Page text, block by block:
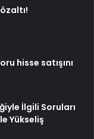
hisse satışını
İlgili Soruları
Yükseliş